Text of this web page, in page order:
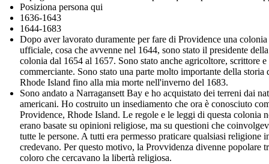
Posiziona persona qui
1636-1643
1644-1683
Dopo aver lavorato duramente per fare di Providence una colonia
ufficiale, cosa che avvenne nel 1644, sono stato il presidente della
colonia dal 1654 al 1657. Sono stato anche agricoltore, scrittore e
commerciante. Sono stato una parte molto importante della storia
Rhode Island fino alla mia morte nell'inverno del 1683.
Sono andato a Narragansett Bay e ho acquistato dei terreni dai
americani. Ho costruito un insediamento che ora è conosciuto
Providence, Rhode Island. Le regole e le leggi di questa colonia
erano basate su opinioni religiose, ma su questioni che
tutte le persone. A tutti era permesso praticare qualsiasi religione
credevano. Per questo motivo, la Provvidenza divenne popolare
coloro che cercavano la libertà religiosa.